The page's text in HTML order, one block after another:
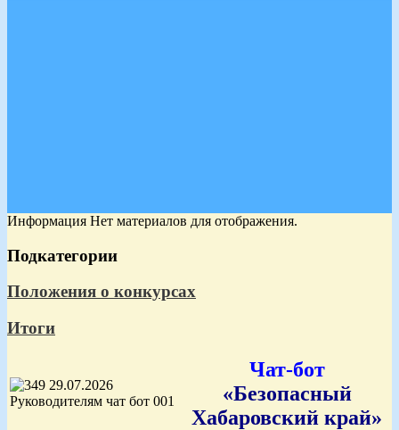
Информация Нет материалов для отображения.
Подкатегории
Положения о конкурсах
Итоги
Чат-бот
«Безопасный
Хабаровский край»